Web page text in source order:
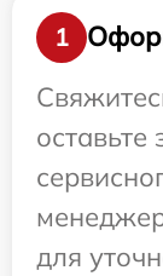
1
оставьте
для